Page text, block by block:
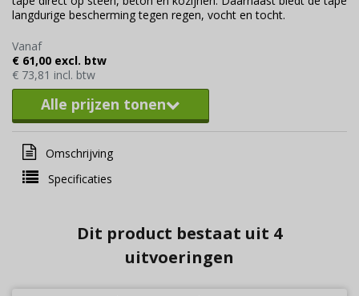
langdurige bescherming tegen regen, vocht en tocht.
Vanaf
€ 61,00 excl. btw
€ 73,81 incl. btw
Alle prijzen tonen
Omschrijving
Specificaties
Dit product bestaat uit 4
uitvoeringen